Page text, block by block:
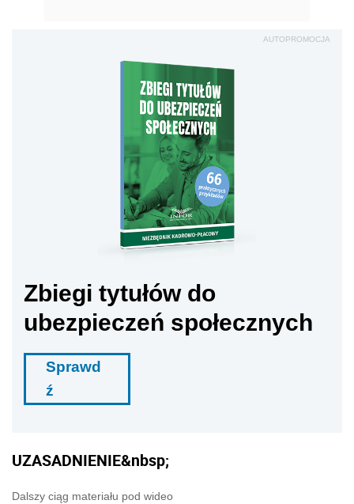
AUTOPROMOCJA
Zbiegi tytułów do
ubezpieczeń społecznych
Sprawd
ź
UZASADNIENIE&nbsp;
Dalszy ciąg materiału pod wideo